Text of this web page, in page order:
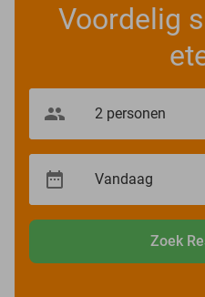
Voordelig
Zoek